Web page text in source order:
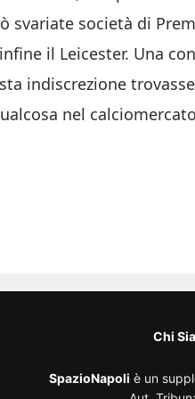
svariate società di
il Leicester. Una
indiscrezione
nel
Chi
SpazioNapoli è un